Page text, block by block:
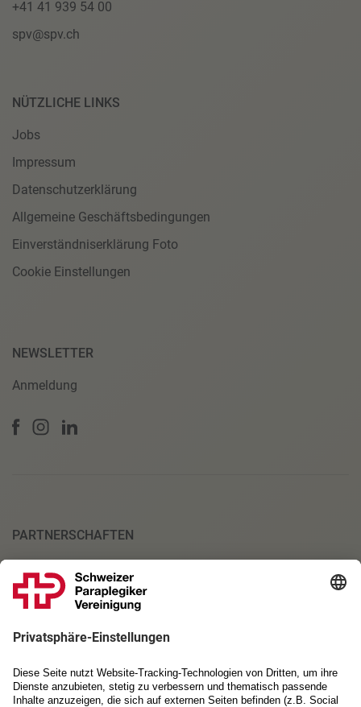
+41 41 939 54 00
spv@spv.ch
NÜTZLICHE LINKS
Jobs
Impressum
Datenschutzerklärung
Allgemeine Geschäftsbedingungen
Einverständniserklärung Foto
Cookie Einstellungen
NEWSLETTER
Anmeldung
PARTNERSCHAFTEN